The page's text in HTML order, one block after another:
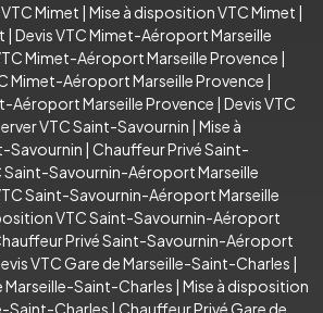
Mimet | Mise à disposition VTC Mimet |
| Devis VTC Mimet-Aéroport Marseille
Mimet-Aéroport Marseille Provence |
Mimet-Aéroport Marseille Provence |
Aéroport Marseille Provence | Devis VTC
VTC Saint-Savournin | Mise à
Savournin | Chauffeur Privé Saint-
Saint-Savournin-Aéroport Marseille
Saint-Savournin-Aéroport Marseille
VTC Saint-Savournin-Aéroport
Privé Saint-Savournin-Aéroport
VTC Gare de Marseille-Saint-Charles |
Marseille-Saint-Charles | Mise à disposition
Saint-Charles | Chauffeur Privé Gare de